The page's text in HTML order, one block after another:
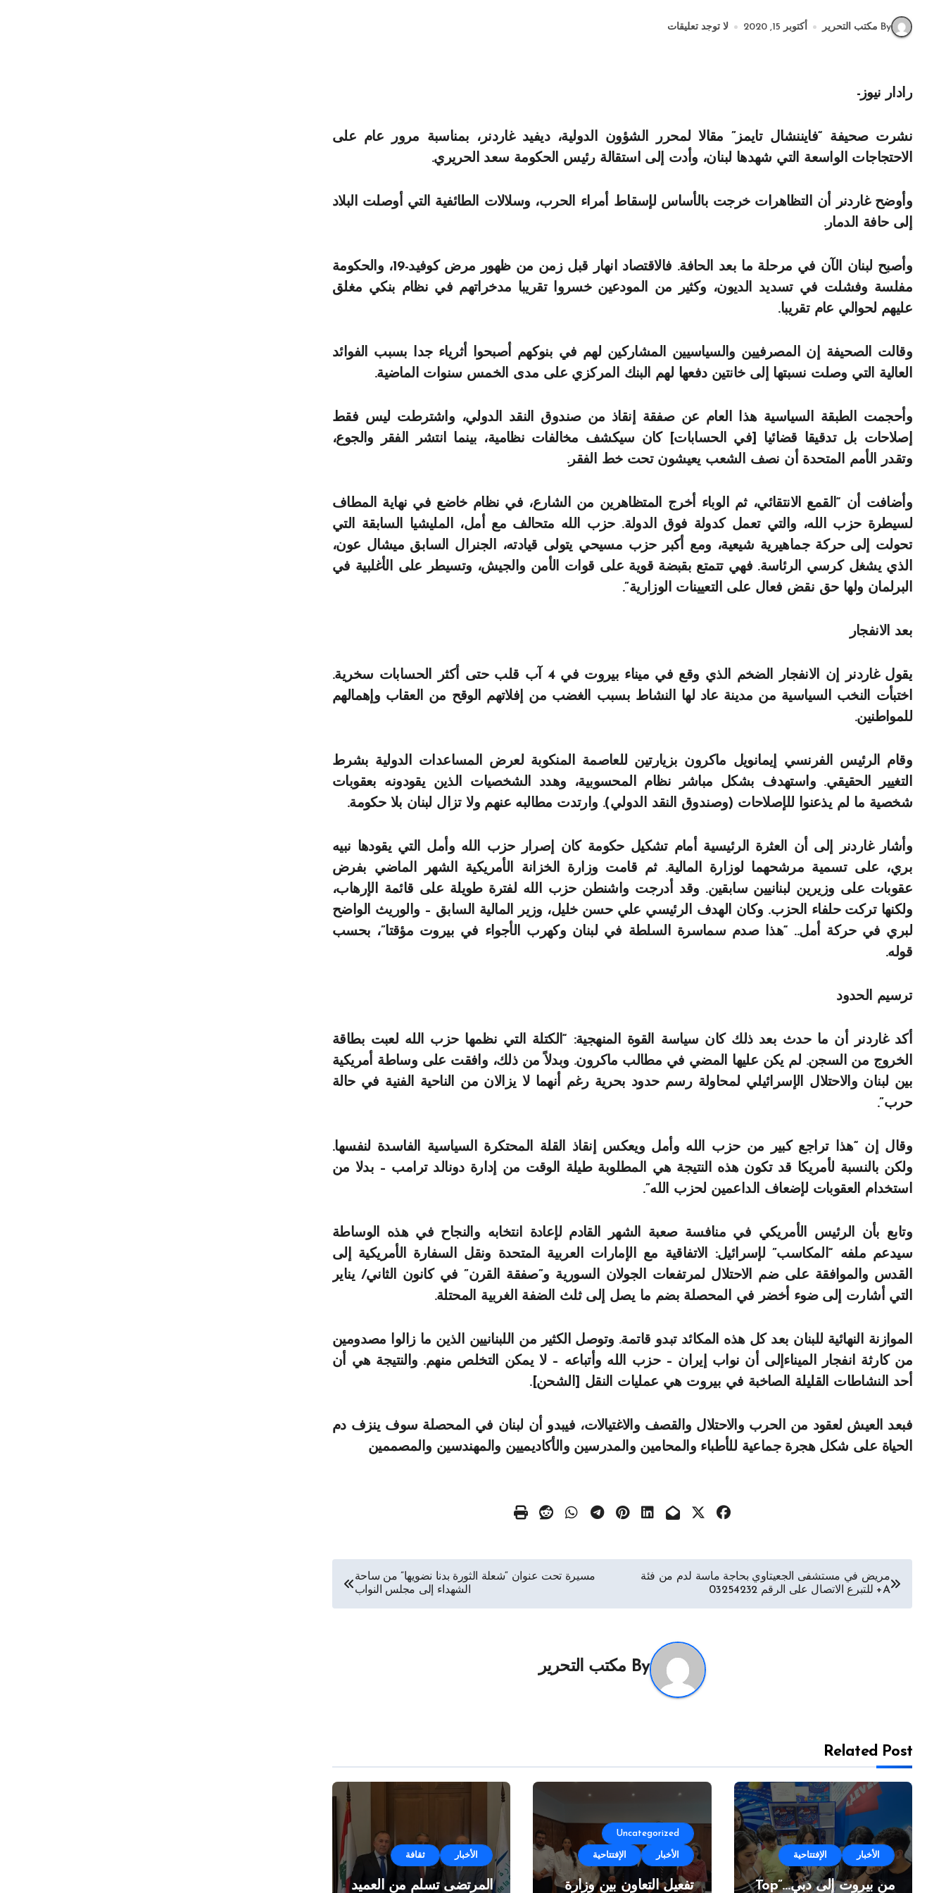
By مكتب التحرير أكتوبر 15, 2020 لا توجد تعليقات
رادار نيوز-
نشرت صحيفة “فايننشال تايمز” مقالا لمحرر الشؤون الدولية، ديفيد غاردنر، بمناسبة مرور عام على
الاحتجاجات الواسعة التي شهدها لبنان، وأدت إلى استقالة رئيس الحكومة سعد الحريري.
وأوضح غاردنر أن التظاهرات خرجت بالأساس لإسقاط أمراء الحرب، وسلالات الطائفية التي أوصلت البلاد
إلى حافة الدمار.
وأصبح لبنان الآن في مرحلة ما بعد الحافة. فالاقتصاد انهار قبل زمن من ظهور مرض كوفيد-19، والحكومة
مفلسة وفشلت في تسديد الديون، وكثير من المودعين خسروا تقريبا مدخراتهم في نظام بنكي مغلق
عليهم لحوالي عام تقريبا.
وقالت الصحيفة إن المصرفيين والسياسيين المشاركين لهم في بنوكهم أصبحوا أثرياء جدا بسبب الفوائد
العالية التي وصلت نسبتها إلى خانتين دفعها لهم البنك المركزي على مدى الخمس سنوات الماضية.
وأحجمت الطبقة السياسية هذا العام عن صفقة إنقاذ من صندوق النقد الدولي، واشترطت ليس فقط
إصلاحات بل تدقيقا قضائيا [في الحسابات] كان سيكشف مخالفات نظامية، بينما انتشر الفقر والجوع،
وتقدر الأمم المتحدة أن نصف الشعب يعيشون تحت خط الفقر.
وأضافت أن “القمع الانتقائي، ثم الوباء أخرج المتظاهرين من الشارع، في نظام خاضع في نهاية المطاف
لسيطرة حزب الله، والتي تعمل كدولة فوق الدولة. حزب الله متحالف مع أمل، المليشيا السابقة التي
تحولت إلى حركة جماهيرية شيعية، ومع أكبر حزب مسيحي يتولى قيادته، الجنرال السابق ميشال عون،
الذي يشغل كرسي الرئاسة. فهي تتمتع بقبضة قوية على قوات الأمن والجيش، وتسيطر على الأغلبية في
البرلمان ولها حق نقض فعال على التعيينات الوزارية”.
بعد الانفجار
يقول غاردنر إن الانفجار الضخم الذي وقع في ميناء بيروت في 4 آب قلب حتى أكثر الحسابات سخرية.
اختبأت النخب السياسية من مدينة عاد لها النشاط بسبب الغضب من إفلاتهم الوقح من العقاب وإهمالهم
للمواطنين.
وقام الرئيس الفرنسي إيمانويل ماكرون بزيارتين للعاصمة المنكوبة لعرض المساعدات الدولية بشرط
التغيير الحقيقي. واستهدف بشكل مباشر نظام المحسوبية، وهدد الشخصيات الذين يقودونه بعقوبات
شخصية ما لم يذعنوا للإصلاحات (وصندوق النقد الدولي). وارتدت مطالبه عنهم ولا تزال لبنان بلا حكومة.
وأشار غاردنر إلى أن العثرة الرئيسية أمام تشكيل حكومة كان إصرار حزب الله وأمل التي يقودها نبيه
بري، على تسمية مرشحهما لوزارة المالية. ثم قامت وزارة الخزانة الأمريكية الشهر الماضي بفرض
عقوبات على وزيرين لبنانيين سابقين. وقد أدرجت واشنطن حزب الله لفترة طويلة على قائمة الإرهاب،
ولكنها تركت حلفاء الحزب. وكان الهدف الرئيسي علي حسن خليل، وزير المالية السابق – والوريث الواضح
لبري في حركة أمل.. “هذا صدم سماسرة السلطة في لبنان وكهرب الأجواء في بيروت مؤقتا”، بحسب
قوله.
ترسيم الحدود
أكد غاردنر أن ما حدث بعد ذلك كان سياسة القوة المنهجية: “الكتلة التي نظمها حزب الله لعبت بطاقة
الخروج من السجن. لم يكن عليها المضي في مطالب ماكرون. وبدلاً من ذلك، وافقت على وساطة أمريكية
بين لبنان والاحتلال الإسرائيلي لمحاولة رسم حدود بحرية رغم أنهما لا يزالان من الناحية الفنية في حالة
حرب”.
وقال إن “هذا تراجع كبير من حزب الله وأمل ويعكس إنقاذ القلة المحتكرة السياسية الفاسدة لنفسها.
ولكن بالنسبة لأمريكا قد تكون هذه النتيجة هي المطلوبة طيلة الوقت من إدارة دونالد ترامب – بدلا من
استخدام العقوبات لإضعاف الداعمين لحزب الله”.
وتابع بأن الرئيس الأمريكي في منافسة صعبة الشهر القادم لإعادة انتخابه والنجاح في هذه الوساطة
سيدعم ملفه “المكاسب” لإسرائيل: الاتفاقية مع الإمارات العربية المتحدة ونقل السفارة الأمريكية إلى
القدس والموافقة على ضم الاحتلال لمرتفعات الجولان السورية و”صفقة القرن” في كانون الثاني/ يناير
التي أشارت إلى ضوء أخضر في المحصلة بضم ما يصل إلى ثلث الضفة الغربية المحتلة.
الموازنة النهائية للبنان بعد كل هذه المكائد تبدو قاتمة. وتوصل الكثير من اللبنانيين الذين ما زالوا مصدومين
من كارثة انفجار الميناءإلى أن نواب إيران – حزب الله وأتباعه – لا يمكن التخلص منهم. والنتيجة هي أن
أحد النشاطات القليلة الصاخبة في بيروت هي عمليات النقل [الشحن].
فبعد العيش لعقود من الحرب والاحتلال والقصف والاغتيالات، فيبدو أن لبنان في المحصلة سوف ينزف دم
الحياة على شكل هجرة جماعية للأطباء والمحامين والمدرسين والأكاديميين والمهندسين والمصممين
تصفّح
المقالات
مريض في مستشفى الجعيتاوي بحاجة ماسة لدم من فئة
A+ للتبرع الاتصال على الرقم 03254232
مسيرة تحت عنوان “شعلة الثورة بدنا نضويها” من ساحة
الشهداء إلى مجلس النواب
By مكتب التحرير
Related Post
الأخبار الإفتتاحية
من بيروت إلى دبي…”Top
Uncategorized
الأخبار الإفتتاحية
تفعيل التعاون بين وزارة
الأخبار ثقافة
المرتضى تسلم من العميد